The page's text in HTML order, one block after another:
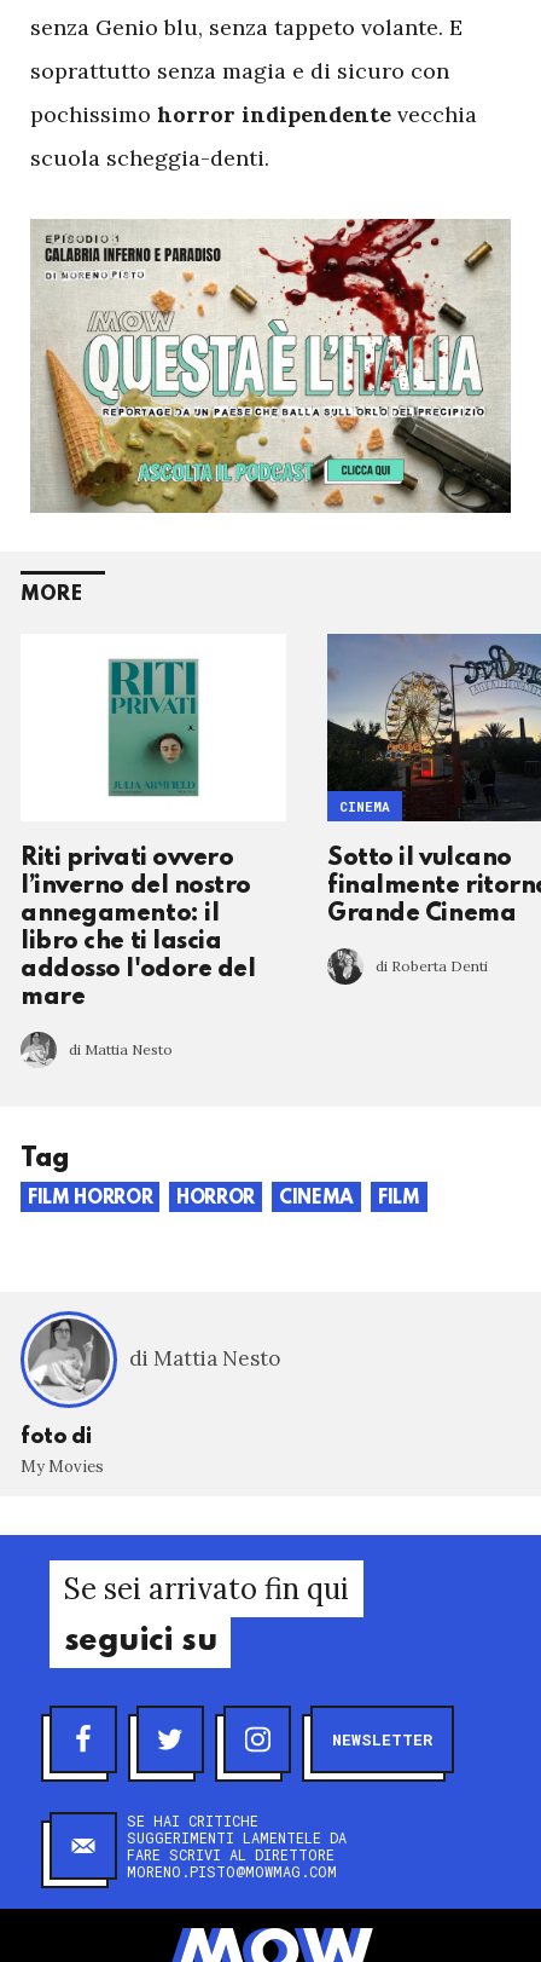
senza Genio blu, senza tappeto volante. E
soprattutto senza magia e di sicuro con
pochissimo horror indipendente vecchia
scuola scheggia-denti.
MORE
Riti privati ovvero
l’inverno del nostro
annegamento: il
libro che ti lascia
addosso l'odore del
mare
di Mattia Nesto
Sotto il vulcano
finalmente
Grande Cinema
di Roberta Denti
CINEMA
Tag
FILM HORROR HORROR CINEMA FILM
di Mattia Nesto
foto di
My Movies
Se sei arrivato fin qui
seguici su
NEWSLETTER
SE HAI CRITICHE
SUGGERIMENTI LAMENTELE DA
FARE SCRIVI AL DIRETTORE
MORENO.PISTO@MOWMAG.COM